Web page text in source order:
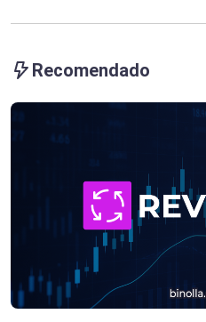
Recomendado